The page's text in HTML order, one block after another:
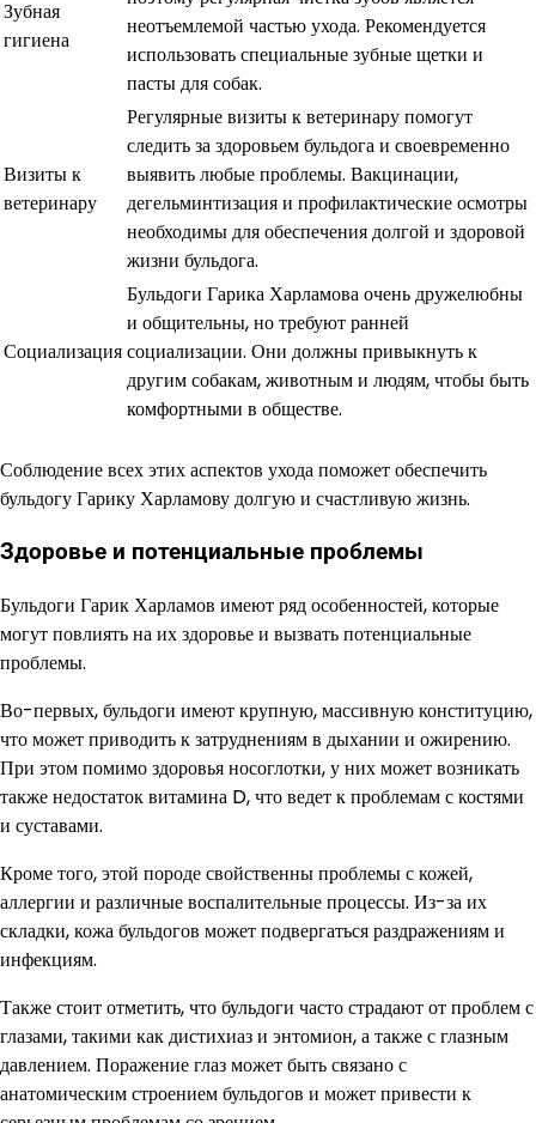
Зубная
гигиена
неотъемлемой частью ухода. Рекомендуется
использовать специальные зубные щетки и
пасты для собак.
Визиты к
ветеринару
Регулярные визиты к ветеринару помогут
следить за здоровьем бульдога и своевременно
выявить любые проблемы. Вакцинации,
дегельминтизация и профилактические осмотры
необходимы для обеспечения долгой и здоровой
жизни бульдога.
Социализация
Бульдоги Гарика Харламова очень дружелюбны
и общительны, но требуют ранней
социализации. Они должны привыкнуть к
другим собакам, животным и людям, чтобы быть
комфортными в обществе.
Соблюдение всех этих аспектов ухода поможет обеспечить
бульдогу Гарику Харламову долгую и счастливую жизнь.
Здоровье и потенциальные проблемы
Бульдоги Гарик Харламов имеют ряд особенностей, которые
могут повлиять на их здоровье и вызвать потенциальные
проблемы.
Во-первых, бульдоги имеют крупную, массивную конституцию,
что может приводить к затруднениям в дыхании и ожирению.
При этом помимо здоровья носоглотки, у них может возникать
также недостаток витамина D, что ведет к проблемам с костями
и суставами.
Кроме того, этой породе свойственны проблемы с кожей,
аллергии и различные воспалительные процессы. Из-за их
складки, кожа бульдогов может подвергаться раздражениям и
инфекциям.
Также стоит отметить, что бульдоги часто страдают от проблем с
глазами, такими как дистихиаз и энтомион, а также с глазным
давлением. Поражение глаз может быть связано с
анатомическим строением бульдогов и может привести к